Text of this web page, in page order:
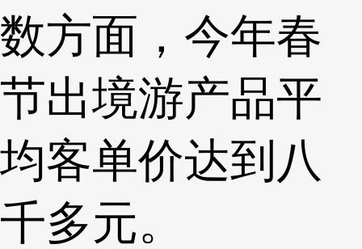
数方面，今年春
节出境游产品平
均客单价达到八
千多元。